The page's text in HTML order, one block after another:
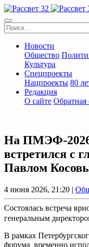
Новости
Общество
Культура
Спецпроекты
Нацпроекты 80
Редакция
О сайте Обратная
На ПМЭФ-2026
встретился с
Павлом
4 июня 2026, 21:20 |
Состоялась встреча
генеральным
В рамках
форума временно